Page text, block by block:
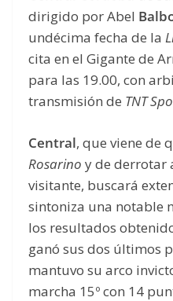
dirigido por Abel
undécima fecha de la
cita en el Gigante de
para las 19.00, con
transmisión de TNT
Central, que viene de
Rosarino y de derrotar
visitante, buscará
sintoniza una notable
los resultados
ganó sus dos últimos
mantuvo su arco
marcha 15º con 14